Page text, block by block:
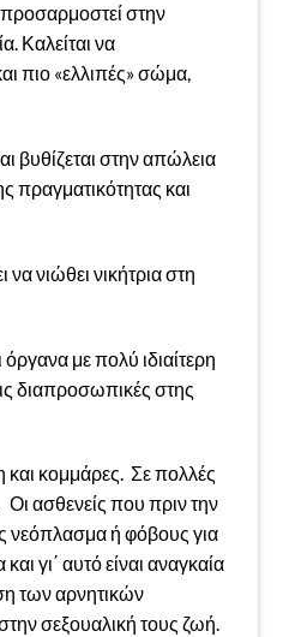
στην
Καλείται να
πιο «ελλιπές» σώμα,
βυθίζεται στην απώλεια
πραγματικότητας και
νιώθει νικήτρια στη
με πολύ ιδιαίτερη
διαπροσωπικές στης
και κομμάρες. Σε πολλές
Οι ασθενείς που πριν την
νεόπλασμα ή φόβους για
γι΄ αυτό είναι αναγκαία
των αρνητικών
σεξουαλική τους ζωή.